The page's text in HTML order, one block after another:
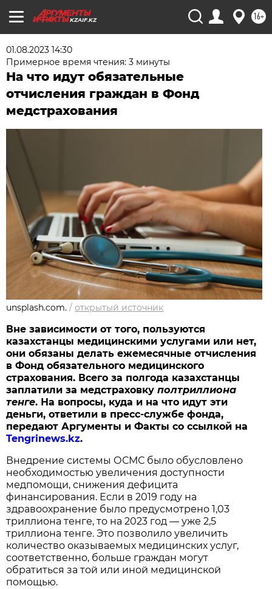
KZAIF.KZ 16+
01.08.2023 14:30
Примерное время чтения: 3 минуты
На что идут обязательные
отчисления граждан в Фонд
медстрахования
unsplash.com. /открытый источник
Вне зависимости от того, пользуются
казахстанцы медицинскими услугами или нет,
они обязаны делать ежемесячные отчисления
в Фонд обязательного медицинского
страхования. Всего за полгода казахстанцы
заплатили за медстраховку полтриллиона
тенге. На вопросы, куда и на что идут эти
деньги, ответили в пресс-службе фонда,
передают Аргументы и Факты со ссылкой на
Tengrinews.kz.
Внедрение системы ОСМС было обусловлено
необходимостью увеличения доступности
медпомощи, снижения дефицита
финансирования. Если в 2019 году на
здравоохранение было предусмотрено 1,03
триллиона тенге, то на 2023 год — уже 2,5
триллиона тенге. Это позволило увеличить
количество оказываемых медицинских услуг,
соответственно, больше граждан могут
обратиться за той или иной медицинской
помощью.